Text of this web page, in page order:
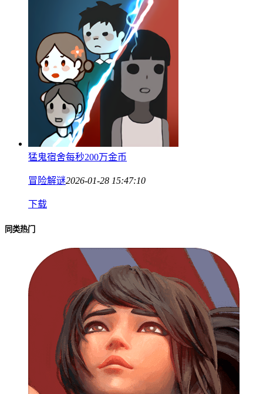
猛鬼宿舍每秒200万金币
冒险解谜2026-01-28 15:47:10
下载
同类热门